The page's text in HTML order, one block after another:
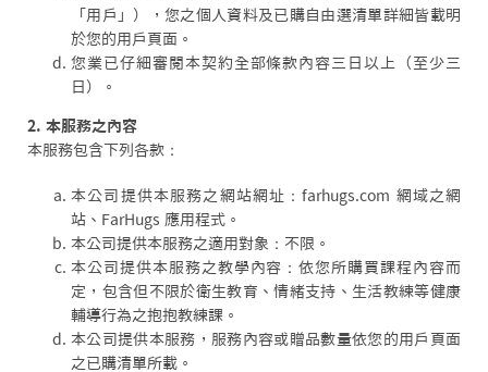
「用戶」），您之個人資料及已購自由選清單詳細皆載明
於您的用戶頁面。
您業已仔細審閱本契約全部條款內容三日以上（至少三
日）。
2. 本服務之內容
本服務包含下列各款：
本公司提供本服務之網站網址：farhugs.com 網域之網
站、FarHugs 應用程式。
本公司提供本服務之適用對象：不限。
本公司提供本服務之教學內容：依您所購買課程內容而
定，包含但不限於衛生教育、情緒支持、生活教練等健康
輔導行為之抱抱教練課。
本公司提供本服務，服務內容或贈品數量依您的用戶頁面
之已購清單所載。